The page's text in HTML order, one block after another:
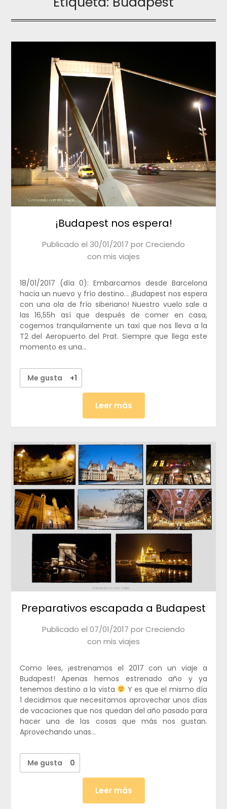
¡Budapest nos espera!
Publicado el 30/01/2017 porCreciendo
con mis viajes
18/01/2017 (día 0): Embarcamos desde Barcelona
hacia un nuevo y frío destino… ¡Budapest nos espera
con una ola de frío siberiano! Nuestro vuelo sale a
las 16,55h así que después de comer en casa,
cogemos tranquilamente un taxi que nos lleva a la
T2 del Aeropuerto del Prat. Siempre que llega este
momento es una…
Me gusta +1
Leer más
Preparativos escapada a Budapest
Publicado el 07/01/2017 porCreciendo
con mis viajes
Como lees, ¡estrenamos el 2017 con un viaje a
Budapest! Apenas hemos estrenado año y ya
tenemos destino a la vista
Y es que el mismo día
1 decidimos que necesitamos aprovechar unos días
de vacaciones que nos quedan del año pasado para
hacer una de las cosas que más nos gustan.
Aprovechando unas…
Me gusta 0
Leer más